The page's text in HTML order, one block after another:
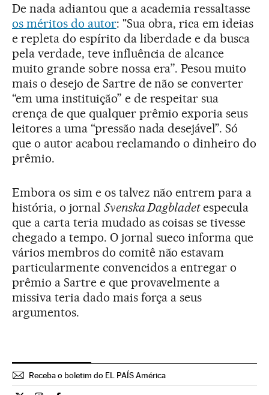
De nada adiantou que a academia ressaltasse
os méritos do autor: "Sua obra, rica em ideias
e repleta do espírito da liberdade e da busca
pela verdade, teve influência de alcance
muito grande sobre nossa era”. Pesou muito
mais o desejo de Sartre de não se converter
“em uma instituição” e de respeitar sua
crença de que qualquer prêmio exporia seus
leitores a uma “pressão nada desejável”. Só
que o autor acabou reclamando o dinheiro do
prêmio.
Embora os sim e os talvez não entrem para a
história, o jornal Svenska Dagbladetespecula
que a carta teria mudado as coisas se tivesse
chegado a tempo. O jornal sueco informa que
vários membros do comitê não estavam
particularmente convencidos a entregar o
prêmio a Sartre e que provavelmente a
missiva teria dado mais força a seus
argumentos.
Receba o boletim do EL PAÍS América